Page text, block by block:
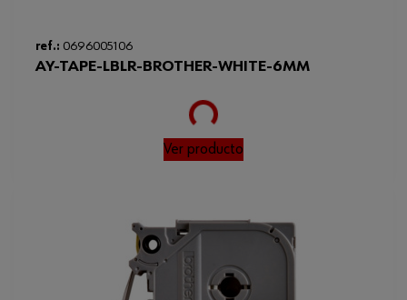
ref.: 0696005106
AY-TAPE-LBLR-BROTHER-WHITE-6MM
Loading...
Ver producto